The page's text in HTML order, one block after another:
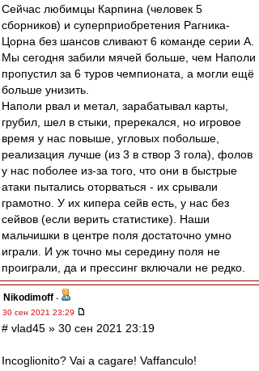
Сейчас любимцы Карпина (человек 5
сборников) и суперприобретения Рагника-
Цорна без шансов сливают 6 команде серии А.
Мы сегодня забили мячей больше, чем Наполи
пропустил за 6 туров чемпионата, а могли ещё
больше унизить.
Наполи рвал и метал, зарабатывал карты,
грубил, шел в стыки, пререкался, но игровое
время у нас повыше, угловых побольше,
реализация лучше (из 3 в створ 3 гола), фолов
у нас поболее из-за того, что они в быстрые
атаки пытались оторваться - их срывали
грамотно. У их кипера сейв есть, у нас без
сейвов (если верить статистике). Наши
мальчишки в центре поля достаточно умно
играли. И уж точно мы середину поля не
проиграли, да и прессинг включали не редко.
Nikodimoff -
30 сен 2021 23:29
# vlad45 » 30 сен 2021 23:19
Incoglionito? Vai a cagare! Vaffanculo!